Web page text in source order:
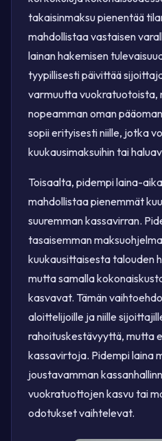
takaisinmaksu pienentää
mahdollistaa vastaisen
lainan hakemisen
tyypillisesti päivittää
varmuutta vuokratuotoista,
nopeamman oman
sopii erityisesti niille, jotka
kuukausimaksuihin tai
Toisaalta, pidempi laina-
mahdollistaa pienemmät
suuremman kassavirran.
tasaisemman
kuukausittaisesta talouden
mutta samalla
kasvavat. Tämän
aloittelijoille ja niille
rahoituskestävyyttä, mutta
kassavirtoja. Pidempi laina
joustavamman
vuokratuottojen kasvu tai
odotukset vaihtelevat.